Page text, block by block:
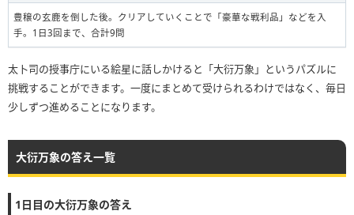
・右上のアイコンを押すことで、マップツール上に対応したアイコンが表示
されます
・各アイコンをタップすることで、獲得済みマークへ変更することも可能で
豊穣の玄鹿を倒した後。クリアしていくことで「豪華な戦利品」などを入
手。1日3回まで、合計9問
太卜司の授事庁にいる絵星に話しかけると「大衍万象」というパズルに
挑戦することができます。一度にまとめて受けられるわけではなく、毎日
少しずつ進めることになります。
大衍万象の答え一覧
1日目の大衍万象の答え